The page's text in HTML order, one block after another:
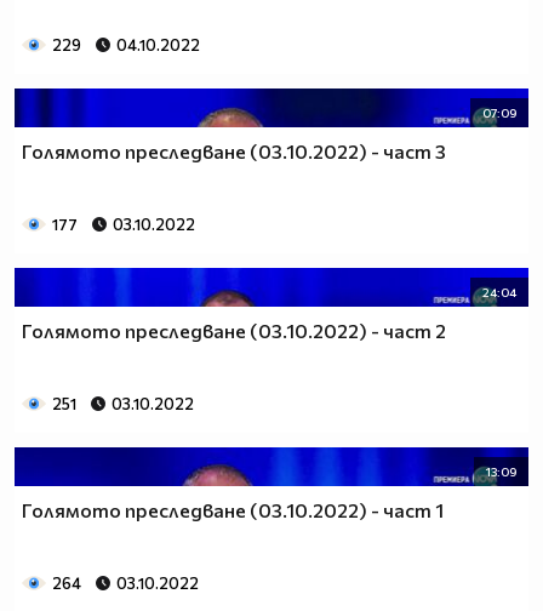
229 04.10.2022
07:09
Голямото преследване (03.10.2022) - част 3
177 03.10.2022
24:04
Голямото преследване (03.10.2022) - част 2
251 03.10.2022
13:09
Голямото преследване (03.10.2022) - част 1
264 03.10.2022